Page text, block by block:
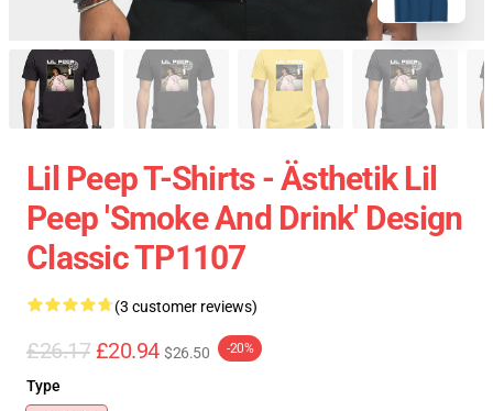
Lil Peep T-Shirts - Ästhetik Lil
Peep 'Smoke And Drink' Design
Classic TP1107
(3 customer reviews)
£26.17 £20.94 $26.50 -20%
Type